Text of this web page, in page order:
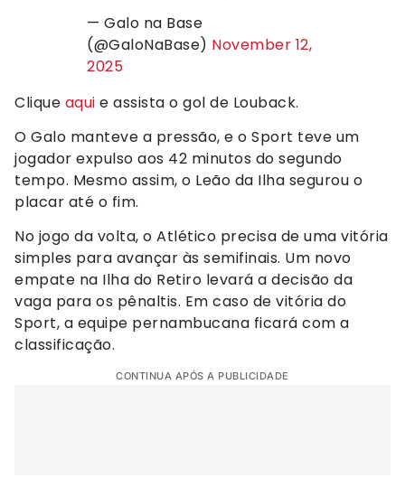
— Galo na Base
(@GaloNaBase) November 12,
2025
Clique aqui e assista o gol de Louback.
O Galo manteve a pressão, e o Sport teve um
jogador expulso aos 42 minutos do segundo
tempo. Mesmo assim, o Leão da Ilha segurou o
placar até o fim.
No jogo da volta, o Atlético precisa de uma vitória
simples para avançar às semifinais. Um novo
empate na Ilha do Retiro levará a decisão da
vaga para os pênaltis. Em caso de vitória do
Sport, a equipe pernambucana ficará com a
classificação.
CONTINUA APÓS A PUBLICIDADE